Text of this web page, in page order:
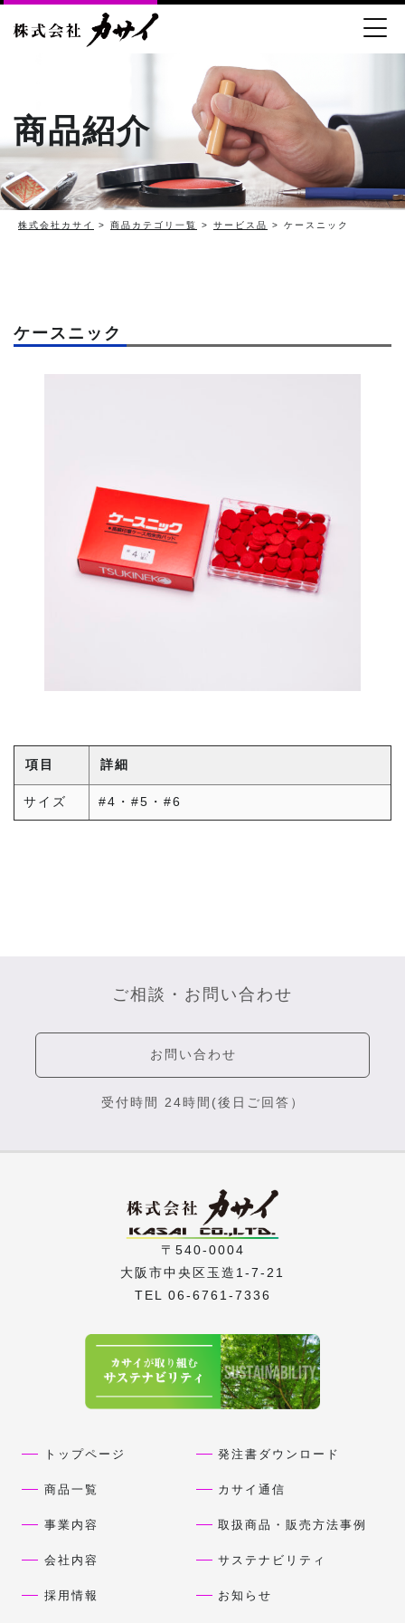
商品紹介
株式会社カサイ > 商品カテゴリ一覧 > サービス品 > ケースニック
ケースニック
項目 詳細
サイズ #4・#5・#6
ご相談・お問い合わせ
お問い合わせ
受付時間 24時間(後日ご回答）
〒540-0004
大阪市中央区玉造1-7-21
TEL 06-6761-7336
トップページ
商品一覧
事業内容
会社内容
採用情報
発注書ダウンロード
カサイ通信
取扱商品・販売方法事例
サステナビリティ
お知らせ